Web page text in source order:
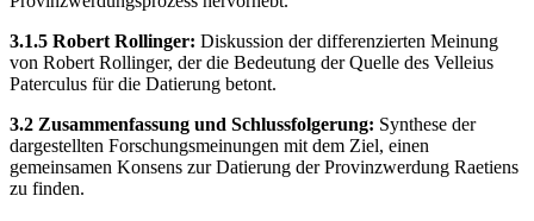
3.1.5 Robert Rollinger: Diskussion der differenzierten Meinung
von Robert Rollinger, der die Bedeutung der Quelle des Velleius
Paterculus für die Datierung betont.
3.2 Zusammenfassung und Schlussfolgerung: Synthese der
dargestellten Forschungsmeinungen mit dem Ziel, einen
gemeinsamen Konsens zur Datierung der Provinzwerdung Raetiens
zu finden.